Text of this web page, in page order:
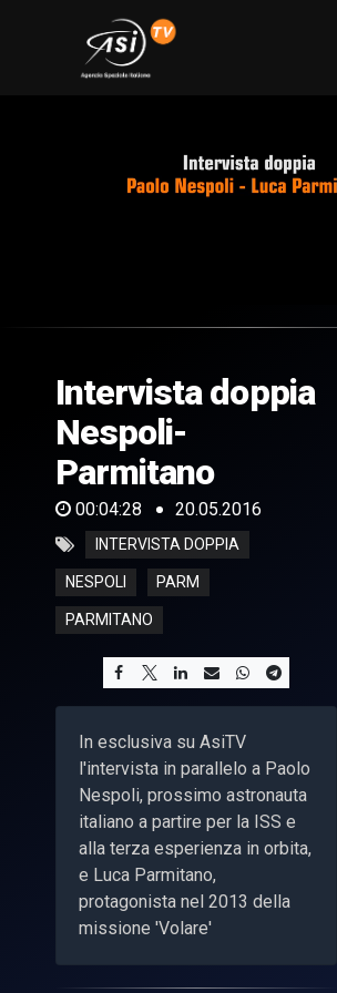
of
28
seconds
Intervista doppia
Nespoli-
Parmitano
00:04:28 20.05.2016
INTERVISTA DOPPIA
NESPOLI PARM
PARMITANO
In esclusiva su AsiTV
l'intervista in parallelo a Paolo
Nespoli, prossimo astronauta
italiano a partire per la ISS e
alla terza esperienza in orbita,
e Luca Parmitano,
protagonista nel 2013 della
missione 'Volare'